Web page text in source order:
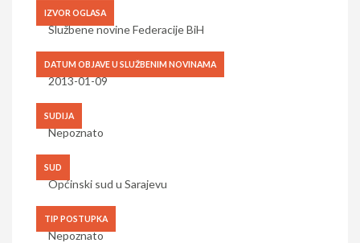
IZVOR OGLASA
Službene novine Federacije BiH
DATUM OBJAVE U SLUŽBENIM NOVINAMA
2013-01-09
SUDIJA
Nepoznato
SUD
Općinski sud u Sarajevu
TIP POSTUPKA
Nepoznato